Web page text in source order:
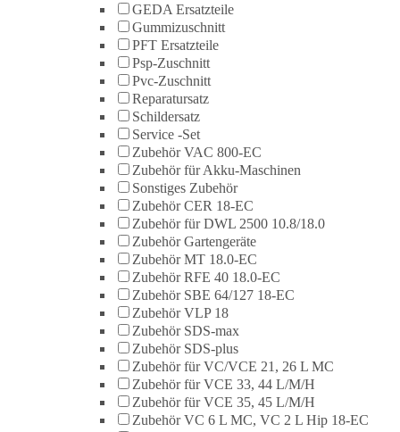
GEDA Ersatzteile
Gummizuschnitt
PFT Ersatzteile
Psp-Zuschnitt
Pvc-Zuschnitt
Reparatursatz
Schildersatz
Service -Set
Zubehör VAC 800-EC
Zubehör für Akku-Maschinen
Sonstiges Zubehör
Zubehör CER 18-EC
Zubehör für DWL 2500 10.8/18.0
Zubehör Gartengeräte
Zubehör MT 18.0-EC
Zubehör RFE 40 18.0-EC
Zubehör SBE 64/127 18-EC
Zubehör VLP 18
Zubehör SDS-max
Zubehör SDS-plus
Zubehör für VC/VCE 21, 26 L MC
Zubehör für VCE 33, 44 L/M/H
Zubehör für VCE 35, 45 L/M/H
Zubehör VC 6 L MC, VC 2 L Hip 18-EC